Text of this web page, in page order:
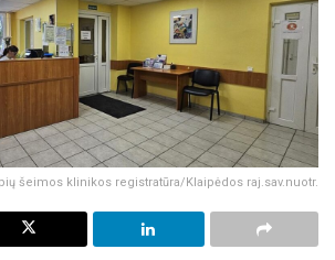
šeimos klinikos registratūra/Klaipėdos raj.sav.nuotr.